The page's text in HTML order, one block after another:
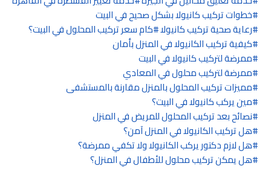
خطوات تركيب كانيولا بشكل صحيح في البيت
رعاية صحية تركيب كانيولا كام سعر تركيب المحلول في البيت؟
كيفية تركيب الكانيولا في المنزل بأمان
ممرضة لتركيب كانيولا في البيت
ممرضة لتركيب محلول في المعادي
مميزات تركيب المحلول بالمنزل مقارنة بالمستشفى
مين يركب كانيولا في البيت؟
نصائح بعد تركيب المحلول للمريض في المنزل
هل تركيب الكانيولا في المنزل آمن؟
هل لازم دكتور يركب الكانيولا ولا تكفي ممرضة؟
هل يمكن تركيب محلول للأطفال في المنزل؟